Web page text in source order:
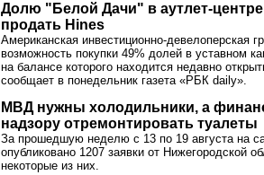
Долю "Белой Дачи" в аутлет-
продать Hines
Американская инвестиционно-девелоперская
возможность покупки 49% долей в уставном
на балансе которого находится недавно
сообщает в понедельник газета «РБК daily».
МВД нужны холодильники, а
надзору отремонтировать туалеты
За прошедшую неделю с 13 по 19 августа на
опубликовано 1207 заявки от Нижегородской
некоторые из них.